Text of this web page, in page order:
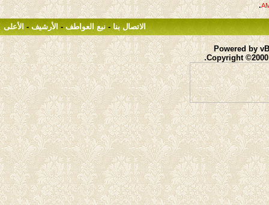
.
الاتصال بنا - نبع العواطف - الأرشيف - الأعلى
Powered by
Copyright